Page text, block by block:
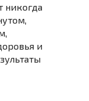
никогда
и